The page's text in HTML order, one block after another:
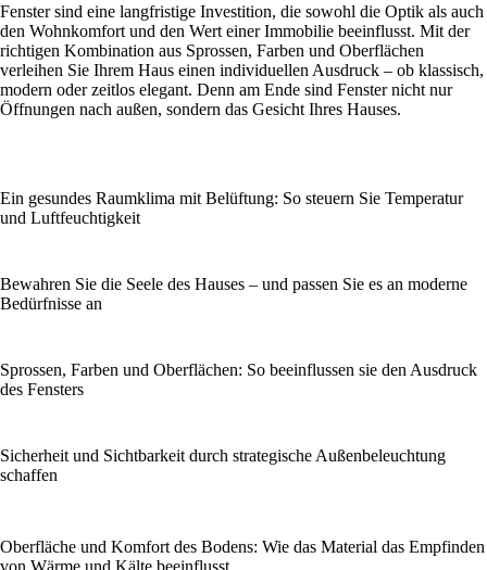
Fenster sind eine langfristige Investition, die sowohl die Optik als auch
den Wohnkomfort und den Wert einer Immobilie beeinflusst. Mit der
richtigen Kombination aus Sprossen, Farben und Oberflächen
verleihen Sie Ihrem Haus einen individuellen Ausdruck – ob klassisch,
modern oder zeitlos elegant. Denn am Ende sind Fenster nicht nur
Öffnungen nach außen, sondern das Gesicht Ihres Hauses.
Ein gesundes Raumklima mit Belüftung: So steuern Sie Temperatur
und Luftfeuchtigkeit
Bewahren Sie die Seele des Hauses – und passen Sie es an moderne
Bedürfnisse an
Sprossen, Farben und Oberflächen: So beeinflussen sie den Ausdruck
des Fensters
Sicherheit und Sichtbarkeit durch strategische Außenbeleuchtung
schaffen
Oberfläche und Komfort des Bodens: Wie das Material das Empfinden
von Wärme und Kälte beeinflusst